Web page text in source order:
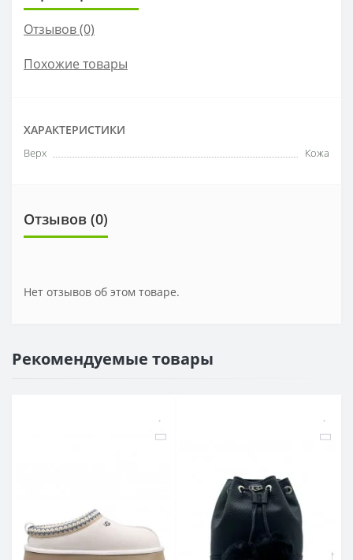
Отзывов (0)
Похожие товары
ХАРАКТЕРИСТИКИ
Верх Кожа
Отзывов (0)
Нет отзывов об этом товаре.
Рекомендуемые товары